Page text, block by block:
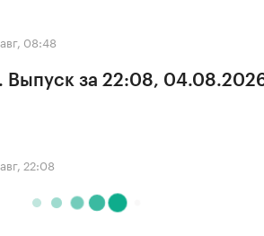
08:48
Выпуск за 22:08,
22:08